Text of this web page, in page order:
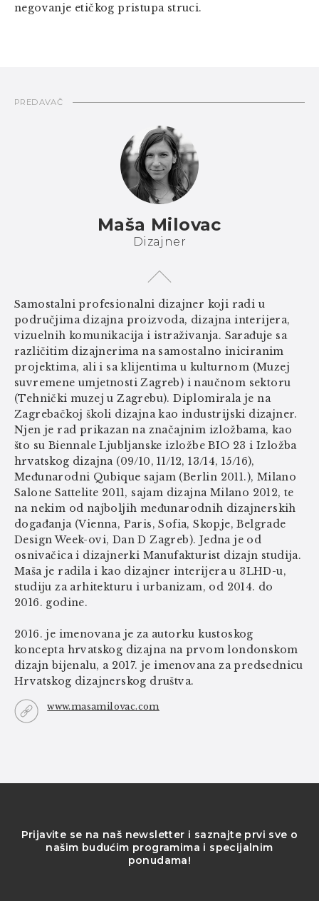
negovanje etičkog pristupa struci.
PREDAVAČ
Maša Milovac
Dizajner
Samostalni profesionalni dizajner koji radi u
područjima dizajna proizvoda, dizajna interijera,
vizuelnih komunikacija i istraživanja. Sarađuje sa
različitim dizajnerima na samostalno iniciranim
projektima, ali i sa klijentima u kulturnom (Muzej
suvremene umjetnosti Zagreb) i naučnom sektoru
(Tehnički muzej u Zagrebu). Diplomirala je na
Zagrebačkoj školi dizajna kao industrijski dizajner.
Njen je rad prikazan na značajnim izložbama, kao
što su Biennale Ljubljanske izložbe BIO 23 i Izložba
hrvatskog dizajna (09/10, 11/12, 13/14, 15/16),
Međunarodni Qubique sajam (Berlin 2011.), Milano
Salone Sattelite 2011, sajam dizajna Milano 2012, te
na nekim od najboljih međunarodnih dizajnerskih
događanja (Vienna, Paris, Sofia, Skopje, Belgrade
Design Week-ovi, Dan D Zagreb). Jedna je od
osnivačica i dizajnerki Manufakturist dizajn studija.
Maša je radila i kao dizajner interijera u 3LHD-u,
studiju za arhitekturu i urbanizam, od 2014. do
2016. godine.
2016. je imenovana je za autorku kustoskog
koncepta hrvatskog dizajna na prvom londonskom
dizajn bijenalu, a 2017. je imenovana za predsednicu
Hrvatskog dizajnerskog društva.
www.masamilovac.com
Prijavite se na naš newsletter i saznajte prvi sve o
našim budućim programima i specijalnim
ponudama!